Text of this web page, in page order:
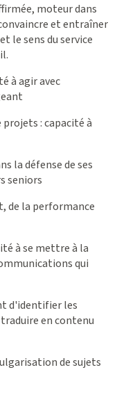
moteur dans
et entraîner
le sens du service
à agir avec
: capacité à
la défense de ses
seniors
de la performance
à se mettre à la
qui
d'identifier les
en contenu
de sujets